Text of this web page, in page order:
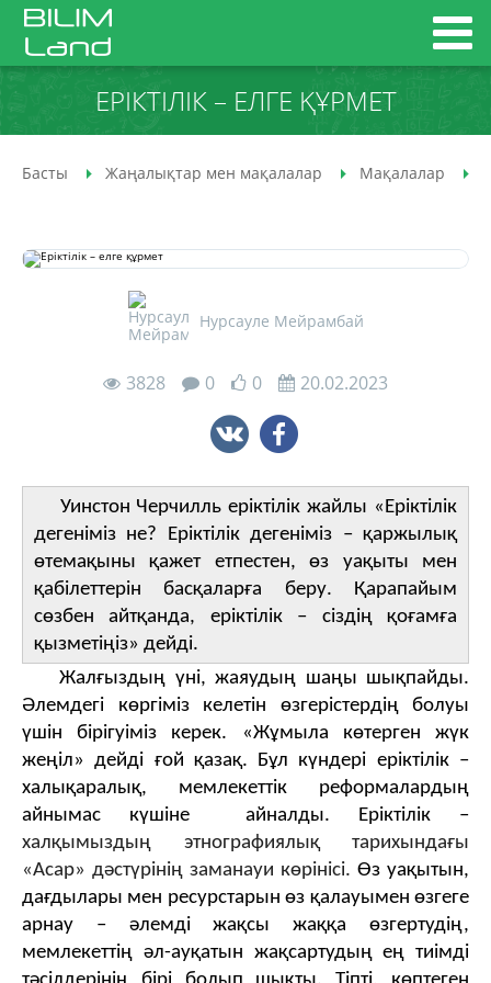
ЕРІКТІЛІК – ЕЛГЕ ҚҰРМЕТ
Басты Жаңалықтар мен мақалалар Мақалалар
Нурсауле Мейрамбай
3828 0 0 20.02.2023
Уинстон Черчилль еріктілік жайлы «Еріктілік
дегеніміз не? Еріктілік дегеніміз – қаржылық
өтемақыны қажет етпестен, өз уақыты мен
қабілеттерін басқаларға беру. Қарапайым
сөзбен айтқанда, еріктілік – сіздің қоғамға
қызметіңіз» дейді.
Жалғыздың үні, жаяудың шаңы шықпайды.
Әлемдегі көргіміз келетін өзгерістердің болуы
үшін бірігуіміз керек. «Жұмыла көтерген жүк
жеңіл» дейді ғой қазақ. Бұл күндері еріктілік –
халықаралық, мемлекеттік реформалардың
айнымас күшіне айналды. Еріктілік –
халқымыздың этнографиялық тарихындағы
«Асар» дәстүрінің заманауи көрінісі. Өз уақытын,
дағдылары мен ресурстарын өз қалауымен өзгеге
арнау – әлемді жақсы жаққа өзгертудің,
мемлекеттің әл-ауқатын жақсартудың ең тиімді